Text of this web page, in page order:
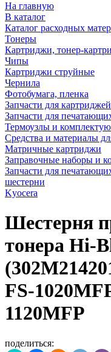
На главную
В каталог
Каталог расходных
Тонеры
Картриджи, тонер-
Чипы
Картриджи струйные
Чернила
Фотобумага, пленка
Запчасти для картриджей
Запчасти для
Термоузлы и
Средства и материалы
Матричные картриджи
Заправочные наборы и
Запчасти для
шестерни
Kyocera
Шестерня
тонера Hi-
FS-
1120MFP
поделиться: